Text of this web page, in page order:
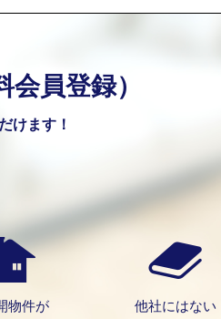
員登録）
けます！
物件が
他社にはない